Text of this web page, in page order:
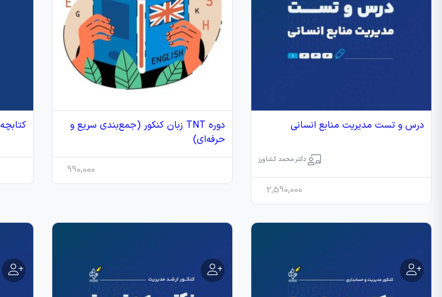
درس و تست مدیریت منابع انسانی
دکتر محمد کشاورز
2,590,000
دوره TNT زبان کنکور (جمع‌بندی سریع و
حرفه‌ای)
990,000
کتابچه 0 تا 100 کنکور ارشد مدیریت